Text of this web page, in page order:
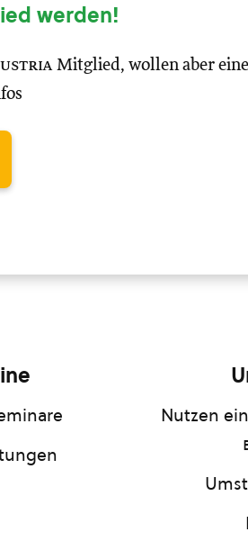
werden!
Mitglied, wollen aber
Nutzen